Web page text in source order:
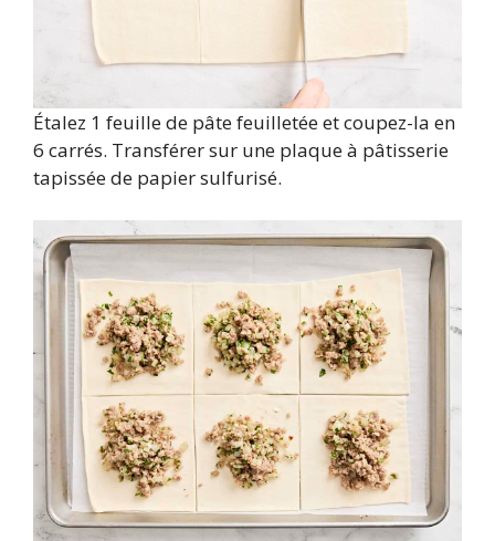
Étalez 1 feuille de pâte feuilletée et coupez-la en
6 carrés. Transférer sur une plaque à pâtisserie
tapissée de papier sulfurisé.